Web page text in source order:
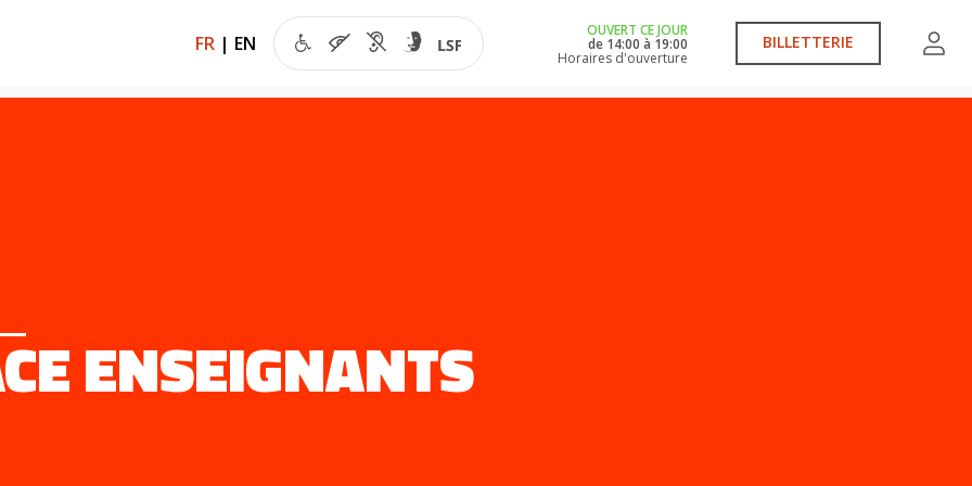
FR | EN
OUVERT CE JOUR
de 14:00 à 19:00
Horaires d'ouverture
BILLETTERIE
ENSEIGNANTS